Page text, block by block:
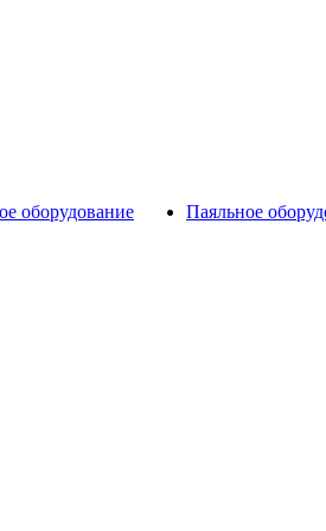
оборудование Паяльное